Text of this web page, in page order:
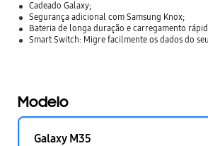
Cadeado Galaxy;
Segurança adicional com Samsung Knox;
Bateria de longa duração e carregamento
Smart Switch: Migre facilmente os dados do
Modelo
Galaxy M35